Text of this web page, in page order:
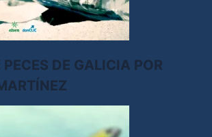
DE GALICIA POR